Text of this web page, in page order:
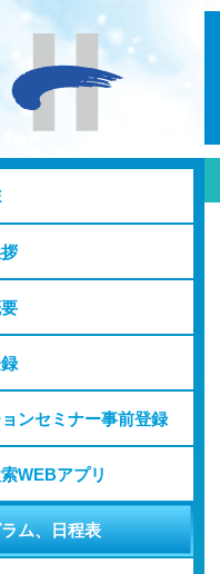
ンセミナー事前登録
WEBアプリ
ム、日程表